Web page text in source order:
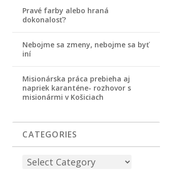
Pravé farby alebo hraná
dokonalosť?
Nebojme sa zmeny, nebojme sa byť
iní
Misionárska práca prebieha aj
napriek karanténe- rozhovor s
misionármi v Košiciach
CATEGORIES